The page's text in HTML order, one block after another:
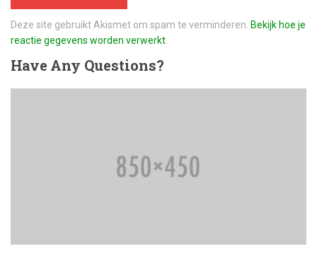
Deze site gebruikt Akismet om spam te verminderen. Bekijk hoe je
reactie gegevens worden verwerkt
HaveAny Questions?